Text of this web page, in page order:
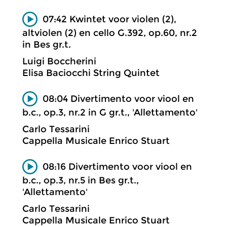
07:42 Kwintet voor violen (2),
altviolen (2) en cello G.392, op.60, nr.2
in Bes gr.t.
Luigi Boccherini
Elisa Baciocchi String Quintet
08:04 Divertimento voor viool en
b.c., op.3, nr.2 in G gr.t., 'Allettamento'
Carlo Tessarini
Cappella Musicale Enrico Stuart
08:16 Divertimento voor viool en
b.c., op.3, nr.5 in Bes gr.t.,
'Allettamento'
Carlo Tessarini
Cappella Musicale Enrico Stuart